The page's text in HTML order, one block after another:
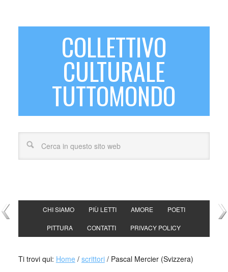
COLLETTIVO
CULTURALE
TUTTOMONDO
CHI SIAMO PIÙ LETTI AMORE POETI
PITTURA CONTATTI PRIVACY POLICY
Ti trovi qui: Home / scrittori /Pascal Mercier (Svizzera)